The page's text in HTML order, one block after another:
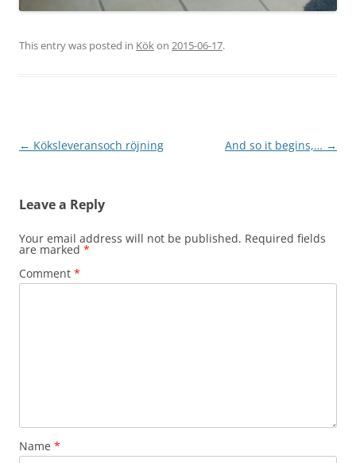
This entry was posted in Kökon 2015-06-17.
Post
← Köksleveransoch röjning And so it begins,… →
Leave a Reply
Your email address will not be published. Required fields
are marked *
Comment *
Name *